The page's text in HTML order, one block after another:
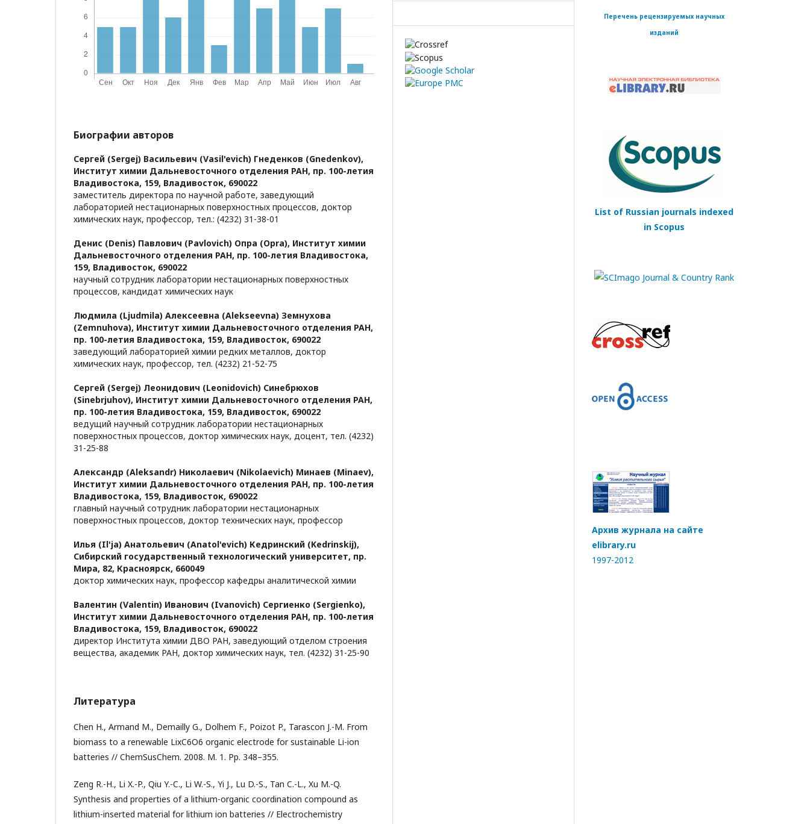
Биографии авторов
Сергей (Sergej) Васильевич (Vasil'evich) Гнеденков (Gnedenkov),
Институт химии Дальневосточного отделения РАН, пр. 100-летия
Владивостока, 159, Владивосток, 690022
заместитель директора по научной работе, заведующий
лабораторией нестационарных поверхностных процессов, доктор
химических наук, профессор, тел.: (4232) 31-38-01
Денис (Denis) Павлович (Pavlovich) Опра (Opra), Институт химии
Дальневосточного отделения РАН, пр. 100-летия Владивостока,
159, Владивосток, 690022
научный сотрудник лаборатории нестационарных поверхностных
процессов, кандидат химических наук
Людмила (Ljudmila) Алексеевна (Alekseevna) Земнухова
(Zemnuhova), Институт химии Дальневосточного отделения РАН,
пр. 100-летия Владивостока, 159, Владивосток, 690022
заведующий лабораторией химии редких металлов, доктор
химических наук, профессор, тел. (4232) 21-52-75
Сергей (Sergej) Леонидович (Leonidovich) Синебрюхов
(Sinebrjuhov), Институт химии Дальневосточного отделения РАН,
пр. 100-летия Владивостока, 159, Владивосток, 690022
ведущий научный сотрудник лаборатории нестационарных
поверхностных процессов, доктор химических наук, доцент, тел. (4232)
31-25-88
Александр (Aleksandr) Николаевич (Nikolaevich) Минаев (Minaev),
Институт химии Дальневосточного отделения РАН, пр. 100-летия
Владивостока, 159, Владивосток, 690022
главный научный сотрудник лаборатории нестационарных
поверхностных процессов, доктор технических наук, профессор
Илья (Il'ja) Анатольевич (Anatol'evich) Кедринский (Kedrinskij),
Сибирский государственный технологический университет, пр.
Мира, 82, Красноярск, 660049
доктор химических наук, профессор кафедры аналитической химии
Валентин (Valentin) Иванович (Ivanovich) Сергиенко (Sergienko),
Институт химии Дальневосточного отделения РАН, пр. 100-летия
Владивостока, 159, Владивосток, 690022
директор Института химии ДВО РАН, заведующий отделом строения
вещества, академик РАН, доктор химических наук, тел. (4232) 31-25-90
Литература
Chen H., Armand M., Demailly G., Dolhem F., Poizot P., Tarascon J.-M. From
biomass to a renewable LixC6O6 organic electrode for sustainable Li-ion
batteries // ChemSusChem. 2008. М. 1. Pp. 348–355.
Zeng R.-H., Li X.-P., Qiu Y.-C., Li W.-S., Yi J., Lu D.-S., Tan C.-L., Xu M.-Q.
Synthesis and properties of a lithium-organic coordination compound as
lithium-inserted material for lithium ion batteries // Electrochemistry
Перечень рецензируемых научных
изданий
List of Russian journals indexed
in Scopus
Архив журнала на сайте
elibrary.ru
1997-2012